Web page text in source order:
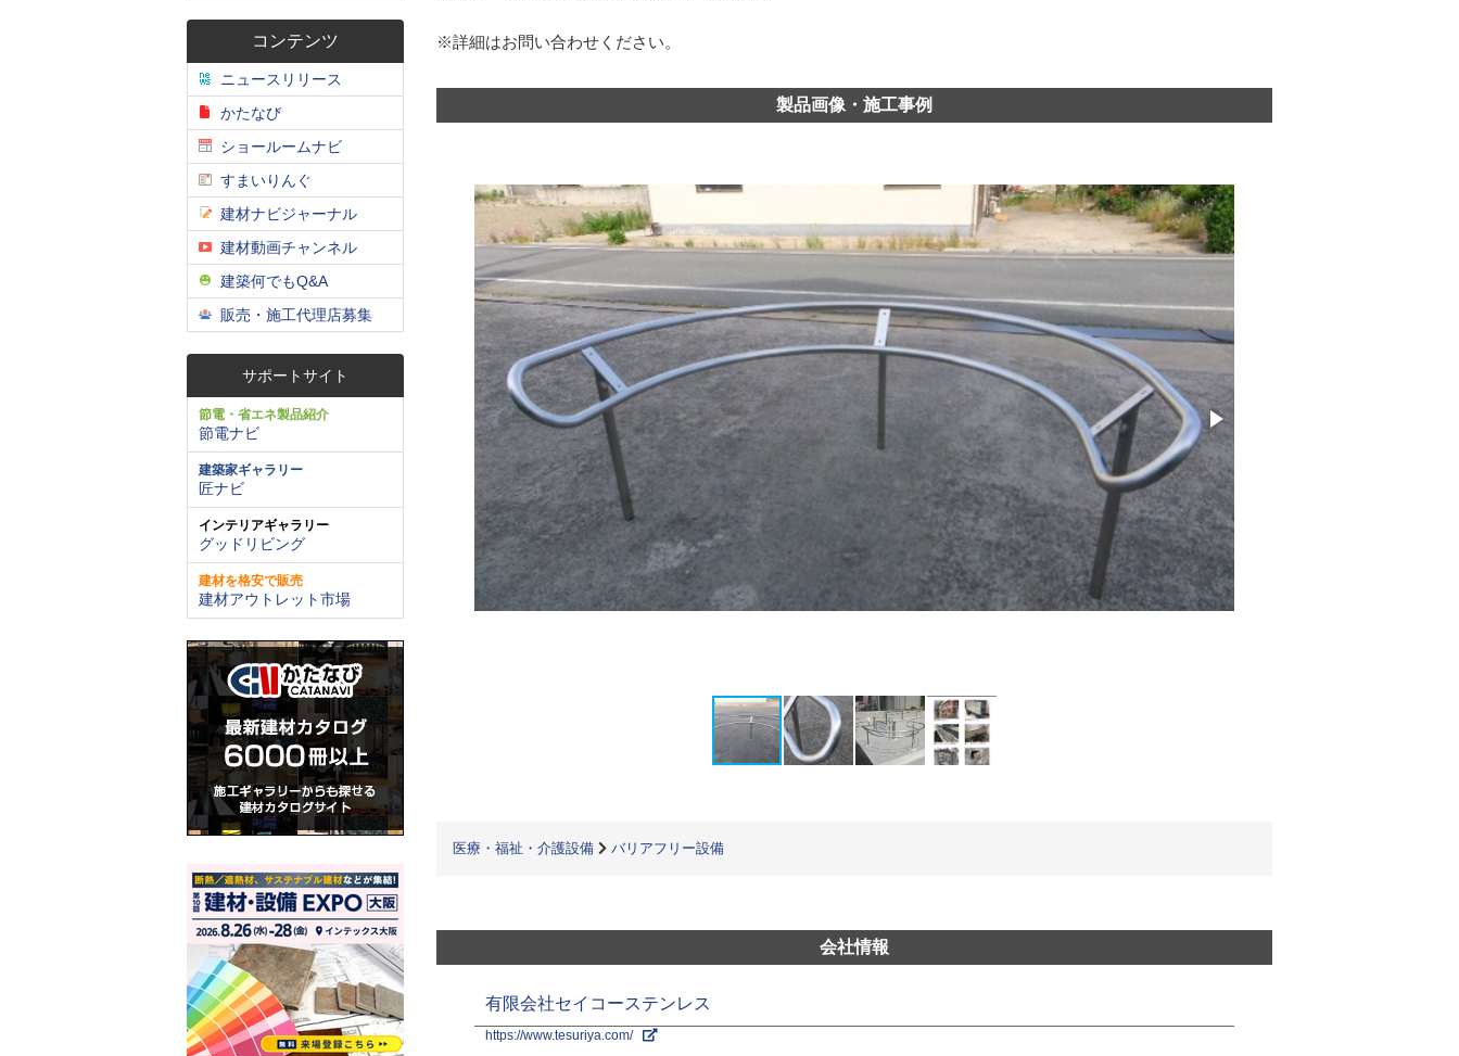
コンテンツ
ニュースリリース
かたなび
ショールームナビ
すまいりんぐ
建材ナビジャーナル
建材動画チャンネル
建築何でもQ&A
販売・施工代理店募集
サポートサイト
節電・省エネ製品紹介
節電ナビ
建築家ギャラリー
匠ナビ
インテリアギャラリー
グッドリビング
建材を格安で販売
建材アウトレット市場
※詳細はお問い合わせください。
製品画像・施工事例
医療・福祉・介護設備 バリアフリー設備
会社情報
有限会社セイコーステンレス
https://www.tesuriya.com/